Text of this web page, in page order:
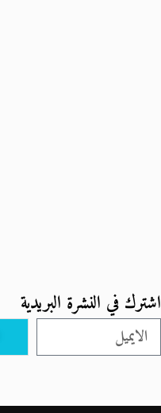
اشترك في النشرة البريدية